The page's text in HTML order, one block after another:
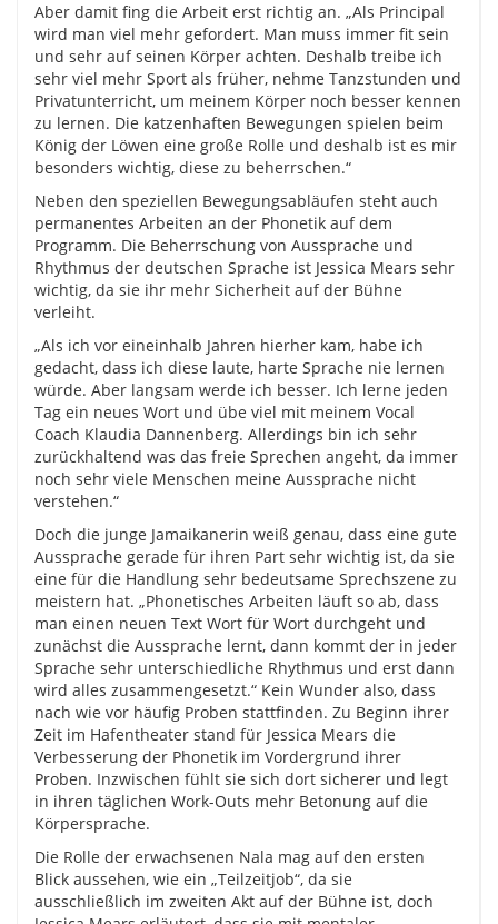
Aber damit fing die Arbeit erst richtig an. „Als Principal
wird man viel mehr gefordert. Man muss immer fit sein
und sehr auf seinen Körper achten. Deshalb treibe ich
sehr viel mehr Sport als früher, nehme Tanzstunden und
Privatunterricht, um meinem Körper noch besser kennen
zu lernen. Die katzenhaften Bewegungen spielen beim
König der Löwen eine große Rolle und deshalb ist es mir
besonders wichtig, diese zu beherrschen.“
Neben den speziellen Bewegungsabläufen steht auch
permanentes Arbeiten an der Phonetik auf dem
Programm. Die Beherrschung von Aussprache und
Rhythmus der deutschen Sprache ist Jessica Mears sehr
wichtig, da sie ihr mehr Sicherheit auf der Bühne
verleiht.
„Als ich vor eineinhalb Jahren hierher kam, habe ich
gedacht, dass ich diese laute, harte Sprache nie lernen
würde. Aber langsam werde ich besser. Ich lerne jeden
Tag ein neues Wort und übe viel mit meinem Vocal
Coach Klaudia Dannenberg. Allerdings bin ich sehr
zurückhaltend was das freie Sprechen angeht, da immer
noch sehr viele Menschen meine Aussprache nicht
verstehen.“
Doch die junge Jamaikanerin weiß genau, dass eine gute
Aussprache gerade für ihren Part sehr wichtig ist, da sie
eine für die Handlung sehr bedeutsame Sprechszene zu
meistern hat. „Phonetisches Arbeiten läuft so ab, dass
man einen neuen Text Wort für Wort durchgeht und
zunächst die Aussprache lernt, dann kommt der in jeder
Sprache sehr unterschiedliche Rhythmus und erst dann
wird alles zusammengesetzt.“ Kein Wunder also, dass
nach wie vor häufig Proben stattfinden. Zu Beginn ihrer
Zeit im Hafentheater stand für Jessica Mears die
Verbesserung der Phonetik im Vordergrund ihrer
Proben. Inzwischen fühlt sie sich dort sicherer und legt
in ihren täglichen Work-Outs mehr Betonung auf die
Körpersprache.
Die Rolle der erwachsenen Nala mag auf den ersten
Blick aussehen, wie ein „Teilzeitjob“, da sie
ausschließlich im zweiten Akt auf der Bühne ist, doch